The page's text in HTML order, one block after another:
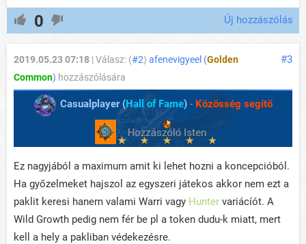
0 Új hozzászólás
#3
2019.05.23 07:18 | Válasz: (#2) afenevigyeel (Golden
Common) hozzászólására
Casualplayer (Hall of Fame)- Közösség segítő
Ez nagyjából a maximum amit ki lehet hozni a koncepcióból.
Ha győzelmeket hajszol az egyszeri játekos akkor nem ezt a
paklit keresi hanem valami Warri vagy Hunter variácíót. A
Wild Growth pedig nem fér be pl a token dudu-k miatt, mert
kell a hely a pakliban védekezésre.